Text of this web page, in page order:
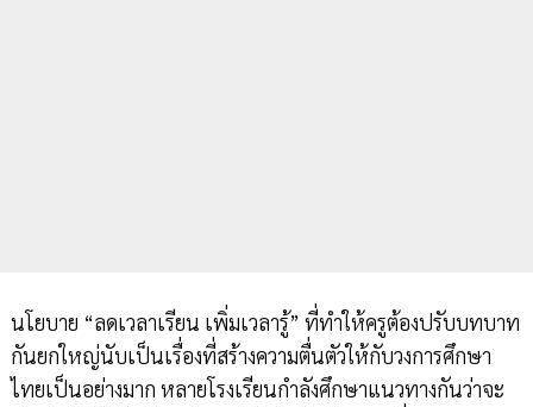
นโยบาย “ลดเวลาเรียน เพิ่มเวลารู้” ที่ทำให้ครูต้องปรับบทบาท
กันยกใหญ่นับเป็นเรื่องที่สร้างความตื่นตัวให้กับวงการศึกษา
ไทยเป็นอย่างมาก หลายโรงเรียนกำลังศึกษาแนวทางกันว่าจะ